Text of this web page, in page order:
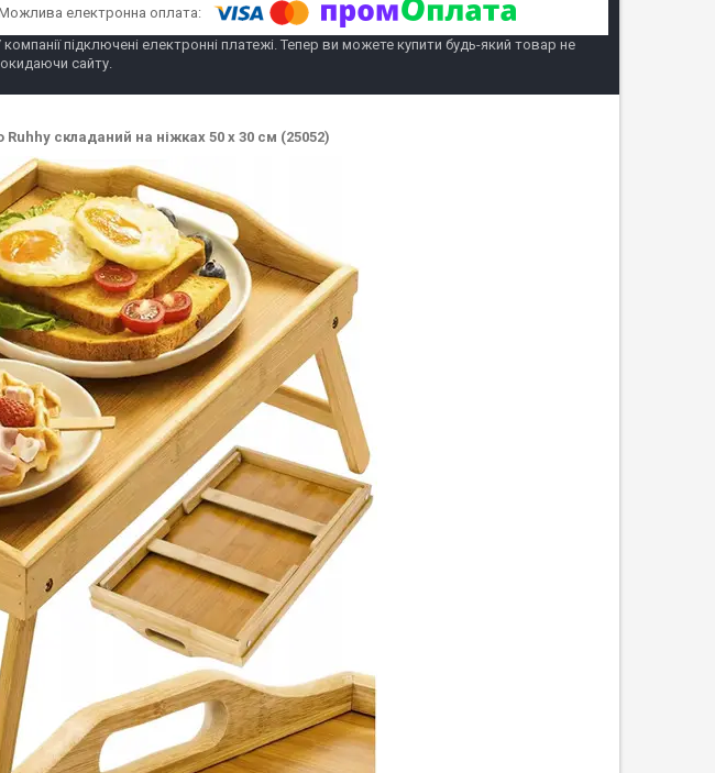
компанії підключені електронні платежі. Тепер ви можете купити будь-який товар не
сайту.
складаний на ніжках 50 х 30 см (25052)